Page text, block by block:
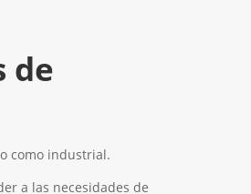
de
como industrial.
a las necesidades de